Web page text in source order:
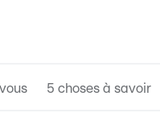
5 choses à savoir